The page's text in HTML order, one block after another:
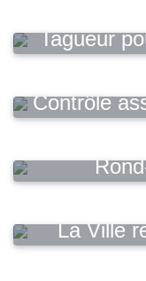
Tagueur
Contrôle
La Ville